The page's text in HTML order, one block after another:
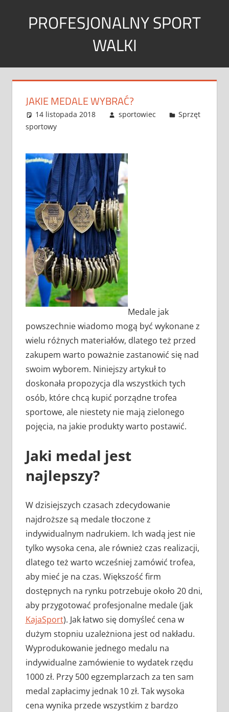
PROFESJONALNY SPORT
WALKI
Sport
w
wymiarze
JAKIE MEDALE WYBRAĆ?
14 listopada 2018 sportowiec
Sprzęt
sportowy
Medale jak
powszechnie wiadomo mogą być wykonane z
wielu różnych materiałów, dlatego też przed
zakupem warto poważnie zastanowić się nad
swoim wyborem. Niniejszy artykuł to
doskonała propozycja dla wszystkich tych
osób, które chcą kupić porządne trofea
sportowe, ale niestety nie mają zielonego
pojęcia, na jakie produkty warto postawić.
Jaki medal jest
najlepszy?
W dzisiejszych czasach zdecydowanie
najdroższe są medale tłoczone z
indywidualnym nadrukiem. Ich wadą jest nie
tylko wysoka cena, ale również czas realizacji,
dlatego też warto wcześniej zamówić trofea,
aby mieć je na czas. Większość firm
dostępnych na rynku potrzebuje około 20 dni,
aby przygotować profesjonalne medale (jak
KajaSport). Jak łatwo się domyśleć cena w
dużym stopniu uzależniona jest od nakładu.
Wyprodukowanie jednego medalu na
indywidualne zamówienie to wydatek rzędu
1000 zł. Przy 500 egzemplarzach za ten sam
medal zapłacimy jednak 10 zł. Tak wysoka
cena wynika przede wszystkim z bardzo